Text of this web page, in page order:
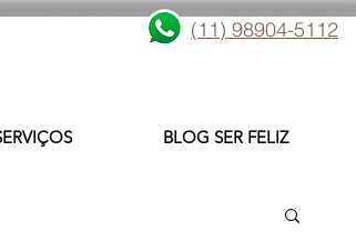
(11) 98904-5112
BLOG SER FELIZ